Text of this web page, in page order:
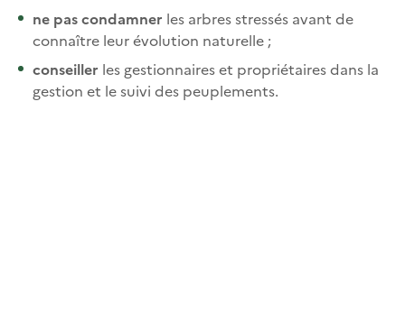
ne pas condamner les arbres stressés avant de
connaître leur évolution naturelle ;
conseiller les gestionnaires et propriétaires dans la
gestion et le suivi des peuplements.